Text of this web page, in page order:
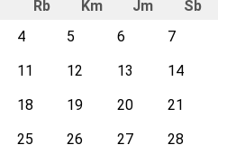
Rb Km Jm
Sb
4 5 6
7
11 12 13
14
18 19 20
21
25 26 27
28